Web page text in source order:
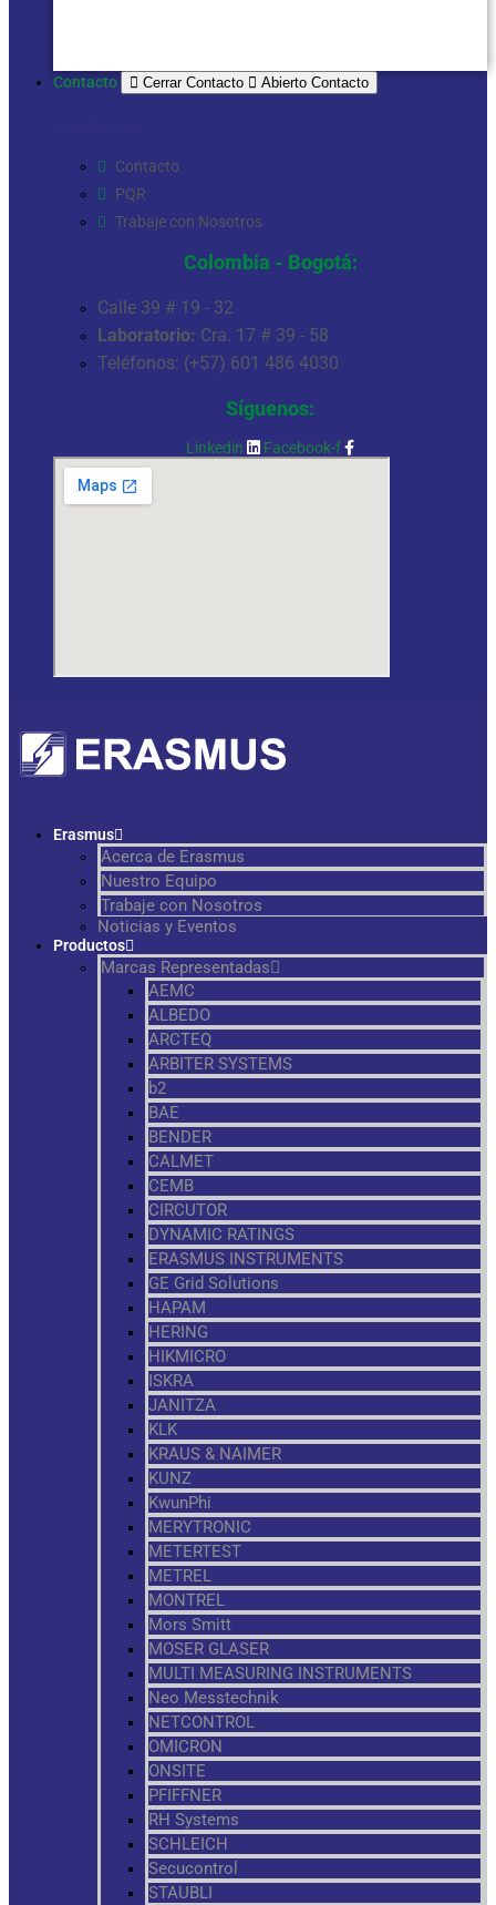
Contacto
Cerrar Contacto Abierto Contacto
Contacto
PQR
Trabaje con Nosotros
Colombia - Bogotá:
Calle 39 # 19 - 32
Laboratorio: Cra. 17 # 39 - 58
Teléfonos: (+57) 601 486 4030
Síguenos:
Linkedin Facebook-f
Erasmus
Acerca de Erasmus
Nuestro Equipo
Trabaje con Nosotros
Noticias y Eventos
Productos
Marcas Representadas
AEMC
ALBEDO
ARCTEQ
ARBITER SYSTEMS
b2
BAE
BENDER
CALMET
CEMB
CIRCUTOR
DYNAMIC RATINGS
ERASMUS INSTRUMENTS
GE Grid Solutions
HAPAM
HERING
HIKMICRO
ISKRA
JANITZA
KLK
KRAUS & NAIMER
KUNZ
KwunPhi
MERYTRONIC
METERTEST
METREL
MONTREL
Mors Smitt
MOSER GLASER
MULTI MEASURING INSTRUMENTS
Neo Messtechnik
NETCONTROL
OMICRON
ONSITE
PFIFFNER
RH Systems
SCHLEICH
Secucontrol
STAUBLI